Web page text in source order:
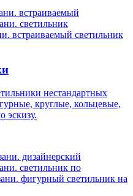
встраиваемый
светильник
встраиваемый светильник
нестандартных
круглые, кольцевые,
эскизу.
дизайнерский
светильник по
фигурный светильник на